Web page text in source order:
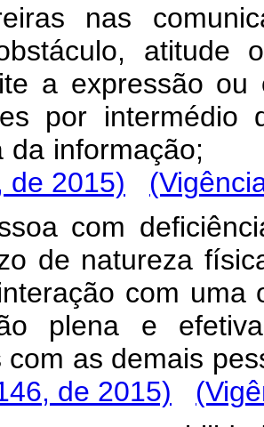
nas
atitude
a expressão
por
da informação;
de 2015)
com
de natureza
com uma
plena e
com as demais
de 2015)